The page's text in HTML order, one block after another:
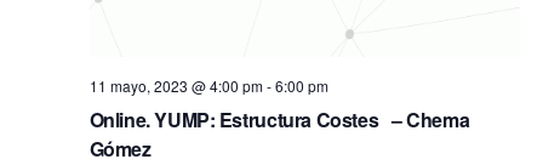
Online. YUMP: Estructura Costes – Chema
Gómez
11 mayo, 2023 @ 4:00 pm-6:00 pm